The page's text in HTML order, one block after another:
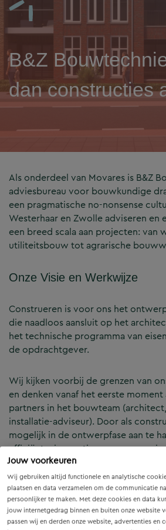
Jouw voorkeuren
Wij gebruiken altijd functionele en analytische
plaatsen en data verzamelen om de communicatie
persoonlijker te maken. Met deze cookies en data
jouw internetgedrag binnen en buiten onze website
passen wij en derden onze website, advertenties en
B&Z
dan constructies
Als onderdeel van Movares is B&Z
adviesbureau voor bouwkundige
een pragmatische no-nonsense
Westerhaar en Zwolle adviseren en
een breed scala aan projecten: van
utiliteitsbouw tot agrarische
Onze Visie en Werkwijze
Construeren is voor ons het
die naadloos aansluit op het
het technische programma van
de opdrachtgever.
Wij kijken voorbij de grenzen van
en denken vanaf het eerste
partners in het bouwteam
installatie-adviseur). Door als
mogelijk in de ontwerpfase aan te
efficiënte, innovatieve en
constructies — voor zowel
Onze Expertises en
B&Z Bouwtechniek verzorgt het